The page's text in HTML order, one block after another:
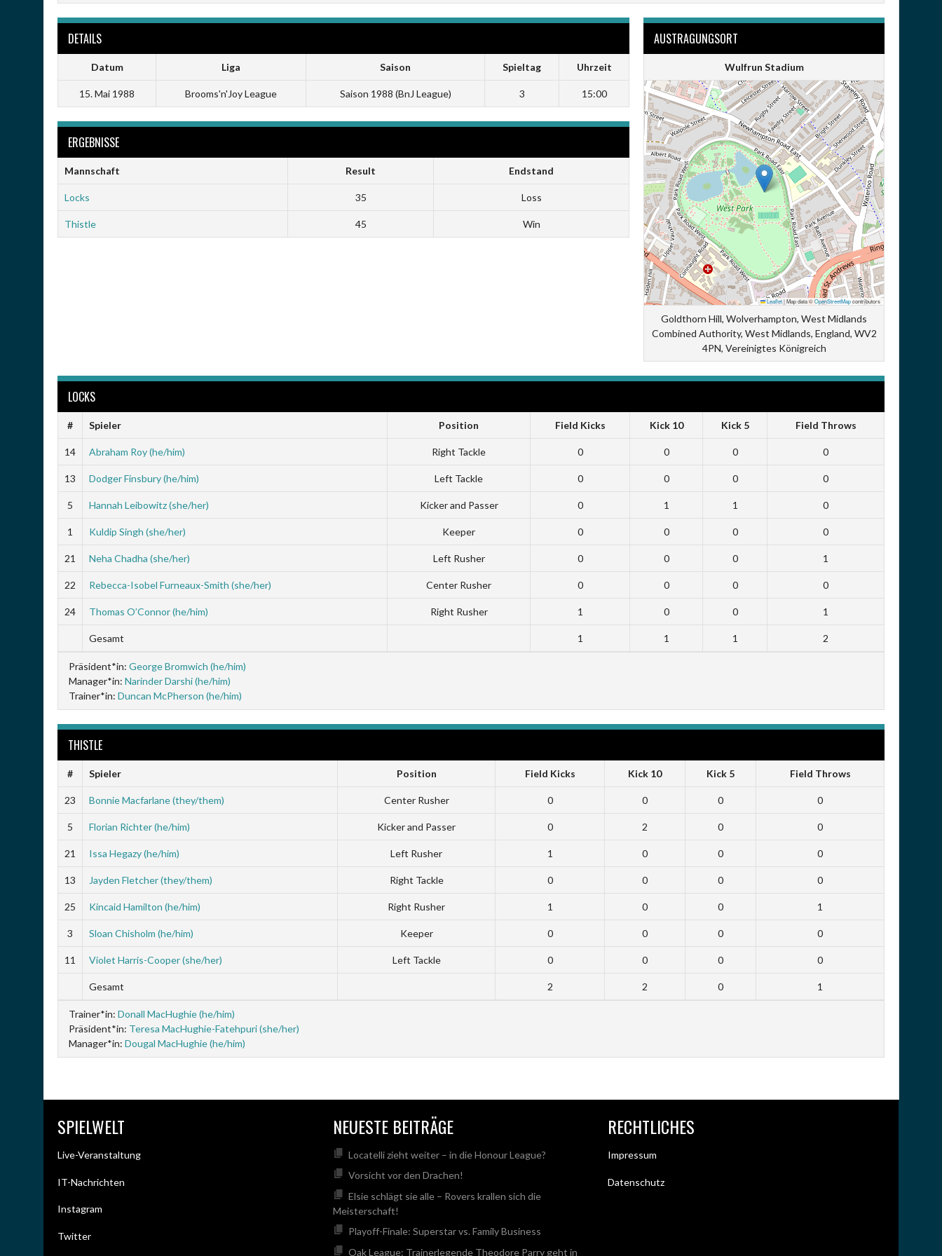
AUSTRAGUNGSORT
Wulfrun Stadium
Leaflet|Map data ©OpenStreetMapcontributors
Goldthorn Hill, Wolverhampton, West Midlands
Combined Authority, West Midlands, England, WV2
4PN, Vereinigtes Königreich
DETAILS
Datum Liga Saison Spieltag Uhrzeit
15. Mai 1988 Brooms'n'Joy League Saison 1988 (BnJ League) 3 15:00
ERGEBNISSE
Mannschaft Result Endstand
Locks 35 Loss
Thistle 45 Win
LOCKS
# Spieler Position Field Kicks Kick 10 Kick 5 Field Throws
14 Abraham Roy (he/him) Right Tackle 0 0 0 0
13 Dodger Finsbury (he/him) Left Tackle 0 0 0 0
5 Hannah Leibowitz (she/her) Kicker and Passer 0 1 1 0
1 Kuldip Singh (she/her) Keeper 0 0 0 0
21 Neha Chadha (she/her) Left Rusher 0 0 0 1
22 Rebecca-Isobel Furneaux-Smith (she/her) Center Rusher 0 0 0 0
24 Thomas O’Connor (he/him) Right Rusher 1 0 0 1
Gesamt 1 1 1 2
Präsident*in: George Bromwich (he/him)
Manager*in: Narinder Darshi (he/him)
Trainer*in: Duncan McPherson (he/him)
THISTLE
# Spieler Position Field Kicks Kick 10 Kick 5 Field Throws
23 Bonnie Macfarlane (they/them) Center Rusher 0 0 0 0
5 Florian Richter (he/him) Kicker and Passer 0 2 0 0
21 Issa Hegazy (he/him) Left Rusher 1 0 0 0
13 Jayden Fletcher (they/them) Right Tackle 0 0 0 0
25 Kincaid Hamilton (he/him) Right Rusher 1 0 0 1
3 Sloan Chisholm (he/him) Keeper 0 0 0 0
11 Violet Harris-Cooper (she/her) Left Tackle 0 0 0 0
Gesamt 2 2 0 1
Trainer*in: Donall MacHughie (he/him)
Präsident*in: Teresa MacHughie-Fatehpuri (she/her)
Manager*in: Dougal MacHughie (he/him)
SPIELWELT
Live-Veranstaltung
IT-Nachrichten
Instagram
Twitter
NEUESTE BEITRÄGE
Locatelli zieht weiter – in die Honour League?
Vorsicht vor den Drachen!
Elsie schlägt sie alle – Rovers krallen sich die
Meisterschaft!
Playoff-Finale: Superstar vs. Family Business
Oak League: Trainerlegende Theodore Parry geht in
RECHTLICHES
Impressum
Datenschutz